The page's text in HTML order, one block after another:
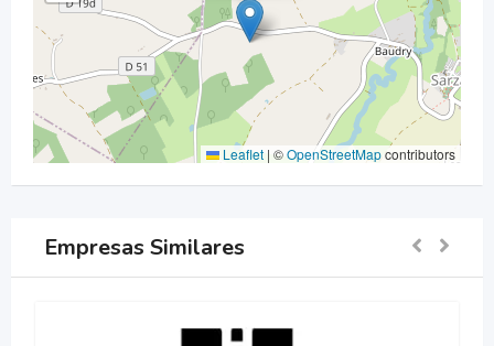
Leaflet | ©OpenStreetMapcontributors
Empresas Similares